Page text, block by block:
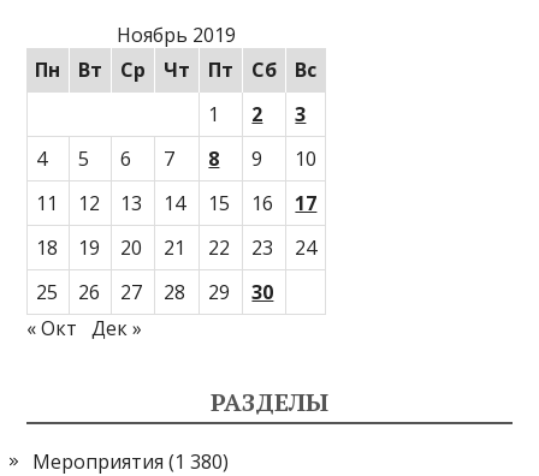
Ноябрь 2019
Пн
Вт Ср Чт Пт Сб
Вс
1
2
3
4
5 6 7 8 9
10
11
12 13 14 15 16
17
18
19 20 21 22 23
24
25
26 27 28 29
30
« Окт
Дек »
РАЗДЕЛЫ
Мероприятия (1 380)